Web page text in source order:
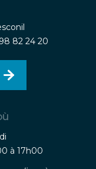
82 24 20
à 17h00